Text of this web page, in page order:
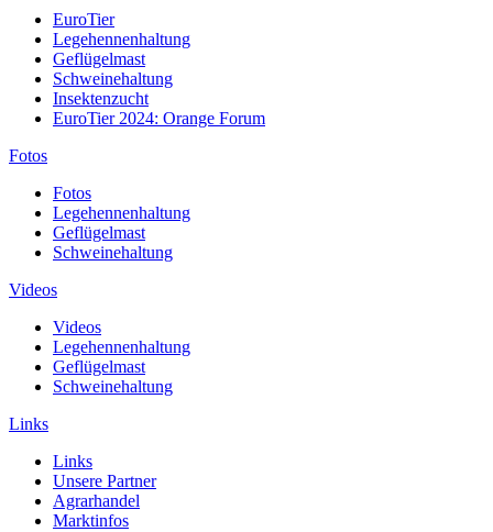
EuroTier
Legehennenhaltung
Geflügelmast
Schweinehaltung
Insektenzucht
EuroTier 2024: Orange Forum
Fotos
Fotos
Legehennenhaltung
Geflügelmast
Schweinehaltung
Videos
Videos
Legehennenhaltung
Geflügelmast
Schweinehaltung
Links
Links
Unsere Partner
Agrarhandel
Marktinfos